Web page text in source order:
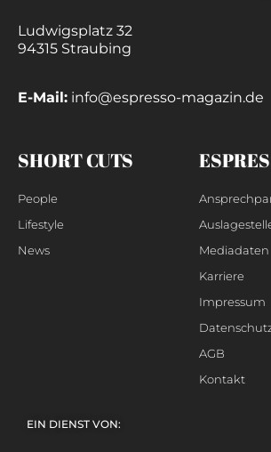
Ludwigsplatz 32
94315 Straubing
E-Mail: info@espresso-magazin.de
SHORT CUTS
People
Lifestyle
News
Mediadaten
Karriere
Impressum
AGB
Kontakt
EIN DIENST VON: